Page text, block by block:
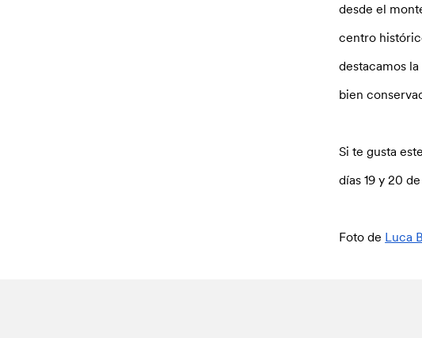
desde el
centro
destacamos
bien
Si te gusta
días 19 y 20
Foto de Luca